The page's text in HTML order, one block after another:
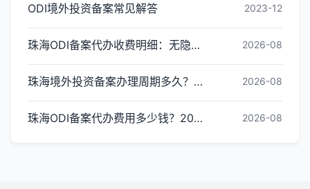
ODI境外投资备案常见解答 2023-12
珠海ODI备案代办收费明细：无隐形消费更透明 2026-08
珠海境外投资备案办理周期多久？ODI备案下证时间 2026-08
珠海ODI备案代办费用多少钱？2026最新收费标准 2026-08